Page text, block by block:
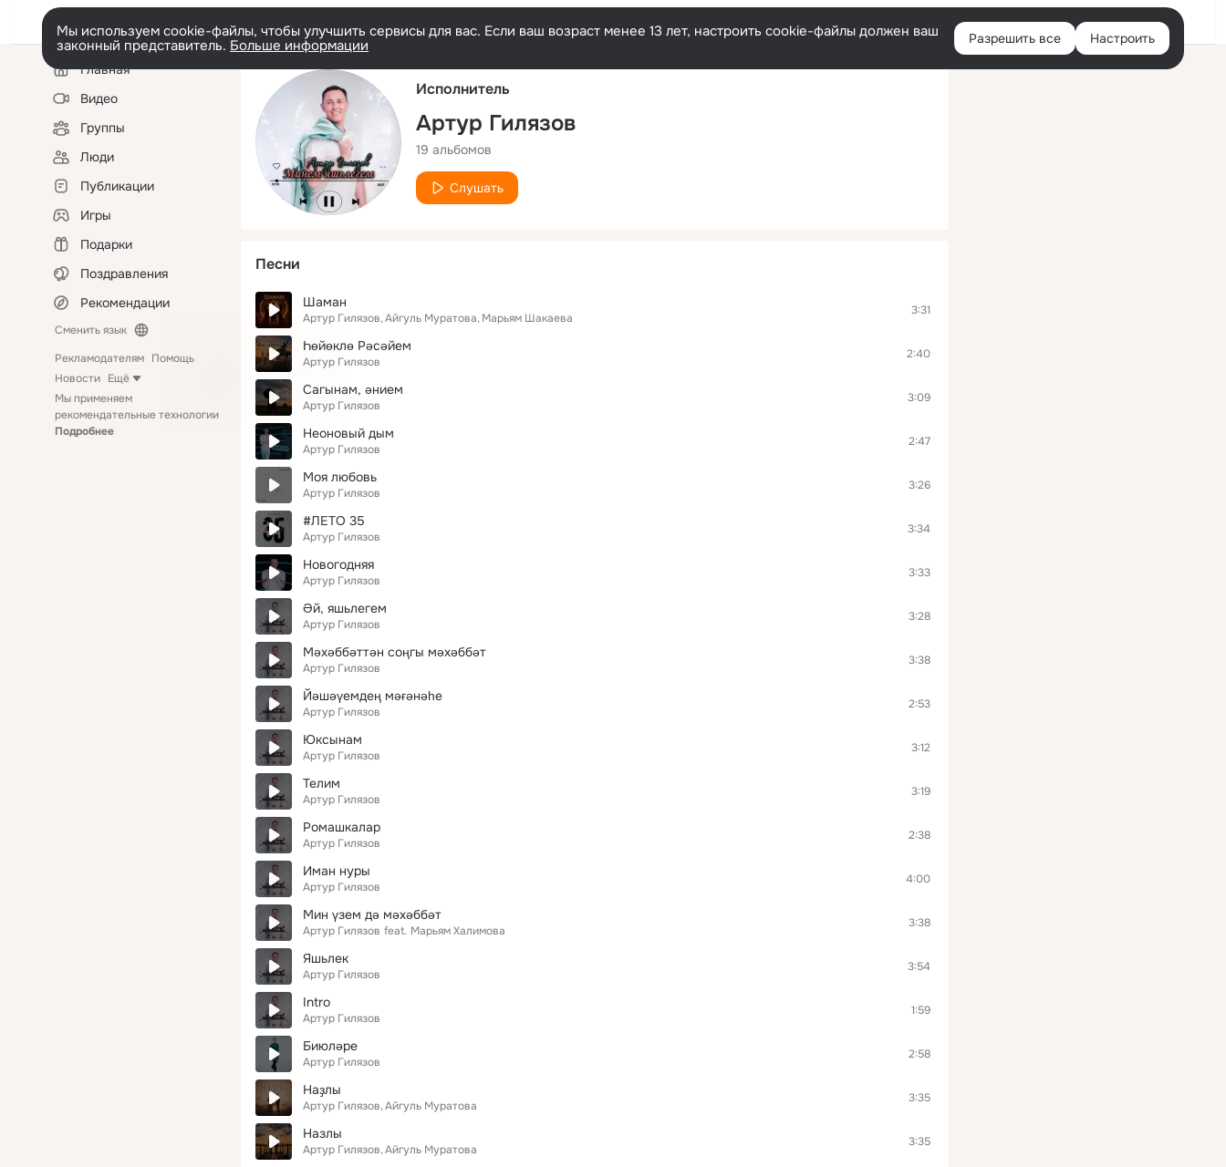
Русский Войти
Мы используем cookie-файлы, чтобы улучшить сервисы для вас. Если ваш возраст менее 13 лет, настроить cookie-файлы должен ваш
законный представитель. Больше информации Разрешить все Настроить
Левая
колонкаГлавная
Видео
Группы
Люди
Публикации
Игры
Подарки
Поздравления
Рекомендации
Сменить язык
Рекламодателям Помощь
Новости Ещё
Мы применяем
рекомендательные технологии
Подробнее
Исполнитель
Артур Гилязов
19 альбомов
Слушать
Песни
Шаман
Артур Гилязов Айгуль Муратова Марьям Шакаева
3:31
Һөйөклө Рәсәйем
Артур Гилязов
2:40
Сагынам, әнием
Артур Гилязов
3:09
Неоновый дым
Артур Гилязов
2:47
Моя любовь
Артур Гилязов
3:26
#ЛЕТО 35
Артур Гилязов
3:34
Новогодняя
Артур Гилязов
3:33
Әй, яшьлегем
Артур Гилязов
3:28
Мәхәббәттән соңгы мәхәббәт
Артур Гилязов
3:38
Йәшәүемдең мәғәнәһе
Артур Гилязов
2:53
Юксынам
Артур Гилязов
3:12
Телим
Артур Гилязов
3:19
Ромашкалар
Артур Гилязов
2:38
Иман нуры
Артур Гилязов
4:00
Мин үзем дә мәхәббәт
Артур Гилязов feat. Марьям Халимова
3:38
Яшьлек
Артур Гилязов
3:54
Intro
Артур Гилязов
1:59
Биюләре
Артур Гилязов
2:58
Наҙлы
Артур Гилязов Айгуль Муратова
3:35
Назлы
Артур Гилязов Айгуль Муратова
3:35